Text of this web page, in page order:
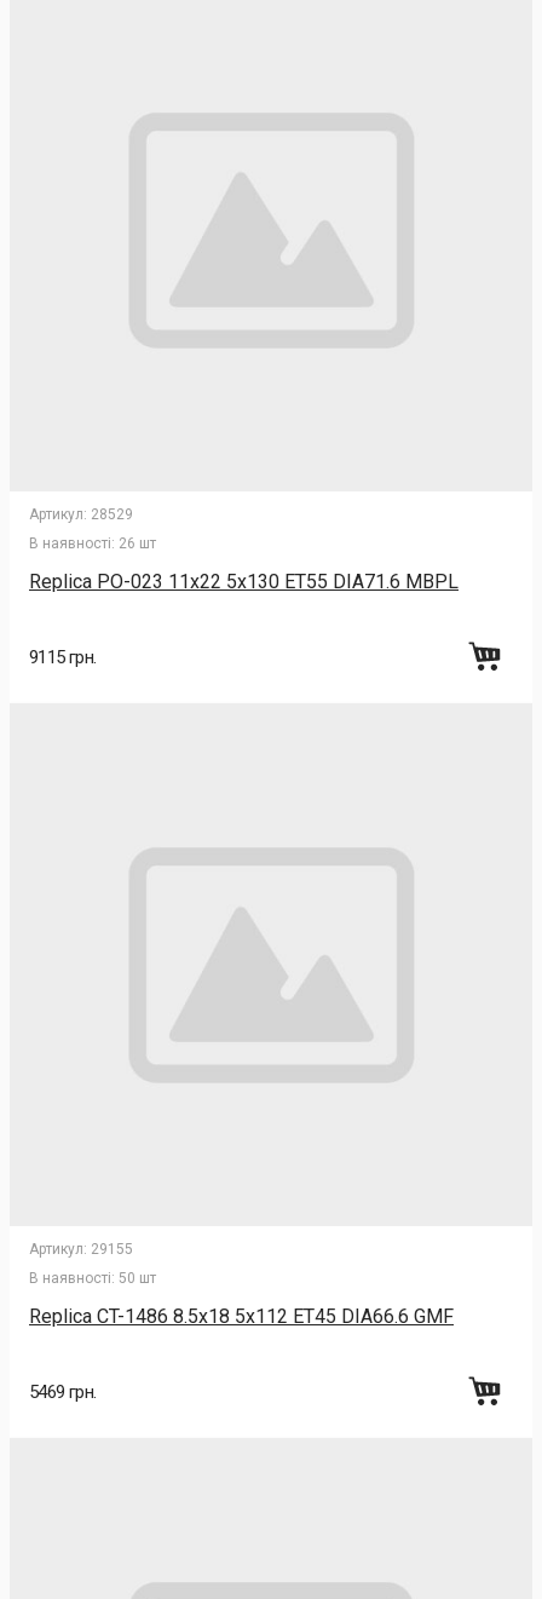
Артикул: 28529
В наявності: 26 шт
Replica PO-023 11x22 5x130 ET55 DIA71.6 MBPL
9115 грн.
Артикул: 29155
В наявності: 50 шт
Replica CT-1486 8.5x18 5x112 ET45 DIA66.6 GMF
5469 грн.